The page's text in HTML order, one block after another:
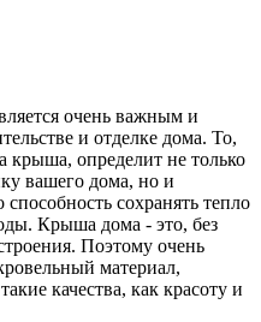
очень важным и
и отделке дома. То,
крыша, определит не только
вашего дома, но и
сохранять тепло
Крыша дома - это, без
Поэтому очень
материал,
качества, как красоту и